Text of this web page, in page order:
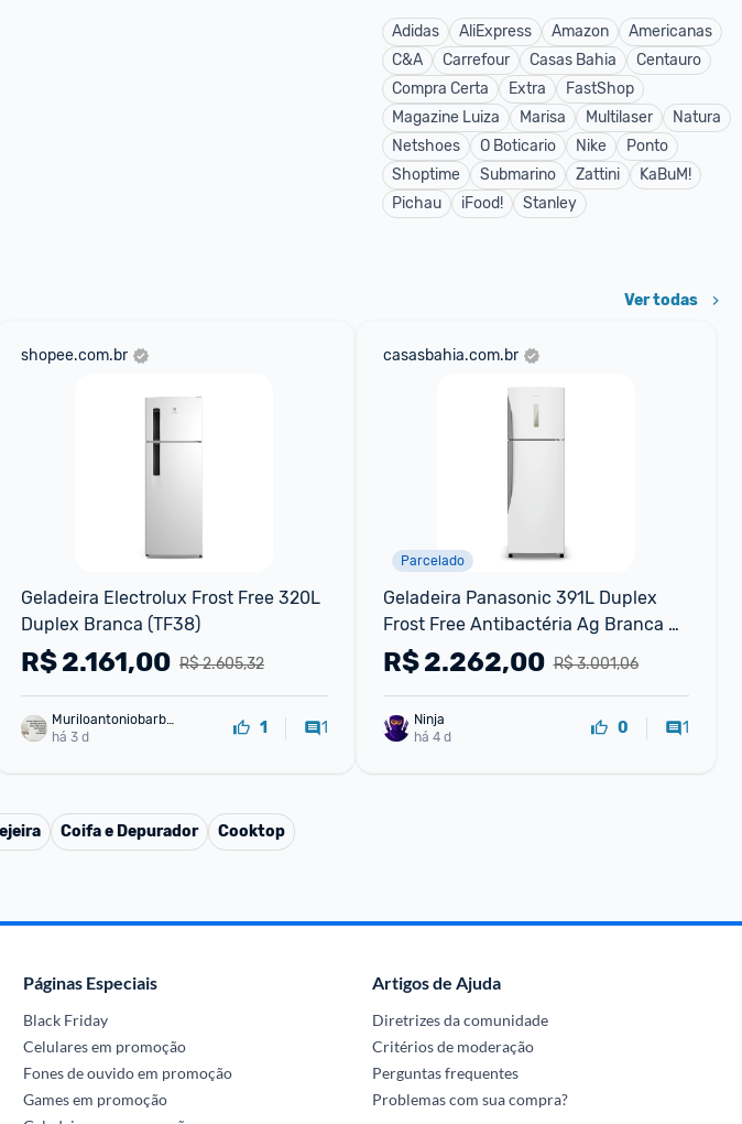
Adidas AliExpress Amazon
Americanas
C&A
Carrefour Casas Bahia
Centauro
Compra Certa
Extra
FastShop
Magazine Luiza
Marisa Multilaser
Natura
Netshoes
O Boticario Nike
Ponto
Shoptime
Submarino Zattini
KaBuM!
Pichau
iFood! Stanley
Ver todas
shopee.com.br
Geladeira Electrolux Frost Free 320L
Duplex Branca (TF38)
R$ 2.605,32
R$2.161,00
Muriloantoniobarbo
sa
há 3 d 1 1
casasbahia.com.br
Parcelado
Geladeira Panasonic 391L Duplex
Frost Free Antibactéria Ag Branca
NR-BT41PD2WA 127V - 110V
R$ 3.001,06
R$2.262,00
há 4 d
0 1
Coifa e Depurador Cooktop
Páginas Especiais
Black Friday
Celulares em promoção
Fones de ouvido em promoção
Games em promoção
Artigos de Ajuda
Diretrizes da comunidade
Critérios de moderação
Perguntas frequentes
Problemas com sua compra?